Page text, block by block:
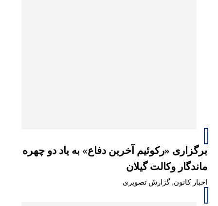
برگزاری «رکوئیم آخرین دفاع» به یاد دو چهره
ماندگار وکالت گیلان
اخبار کانون,گزارش تصویری